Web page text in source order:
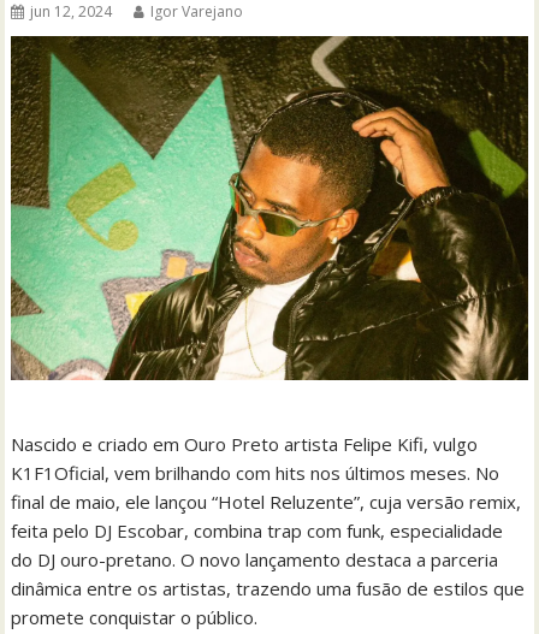
jun 12, 2024 Igor Varejano
Nascido e criado em Ouro Preto artista Felipe Kifi, vulgo
K1F1Oficial, vem brilhando com hits nos últimos meses. No
final de maio, ele lançou “Hotel Reluzente”, cuja versão remix,
feita pelo DJ Escobar, combina trap com funk, especialidade
do DJ ouro-pretano. O novo lançamento destaca a parceria
dinâmica entre os artistas, trazendo uma fusão de estilos que
promete conquistar o público.